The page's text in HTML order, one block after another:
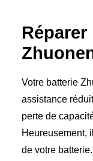
Votre batterie
assistance
perte de
Heureusement,
de votre